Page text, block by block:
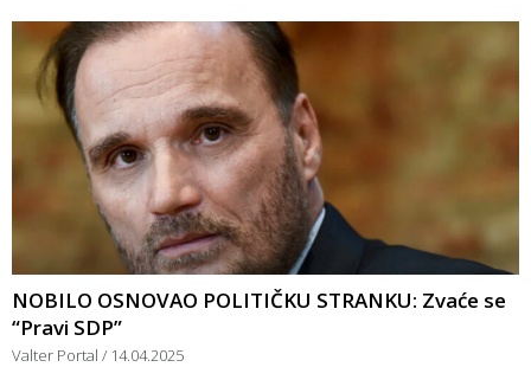
NOBILO OSNOVAO POLITIČKU STRANKU: Zvaće se
“Pravi SDP”
Valter Portal 14.04.2025